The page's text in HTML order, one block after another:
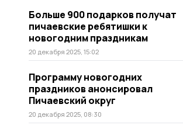
Больше 900 подарков получат
пичаевские ребятишки к
новогодним праздникам
20 декабря 2025, 15:02
Программу новогодних
праздников анонсировал
Пичаевский округ
20 декабря 2025, 08:30